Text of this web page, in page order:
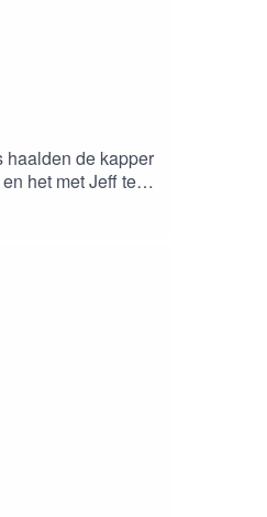
haalden de kapper
het met Jeff te
spotprijske